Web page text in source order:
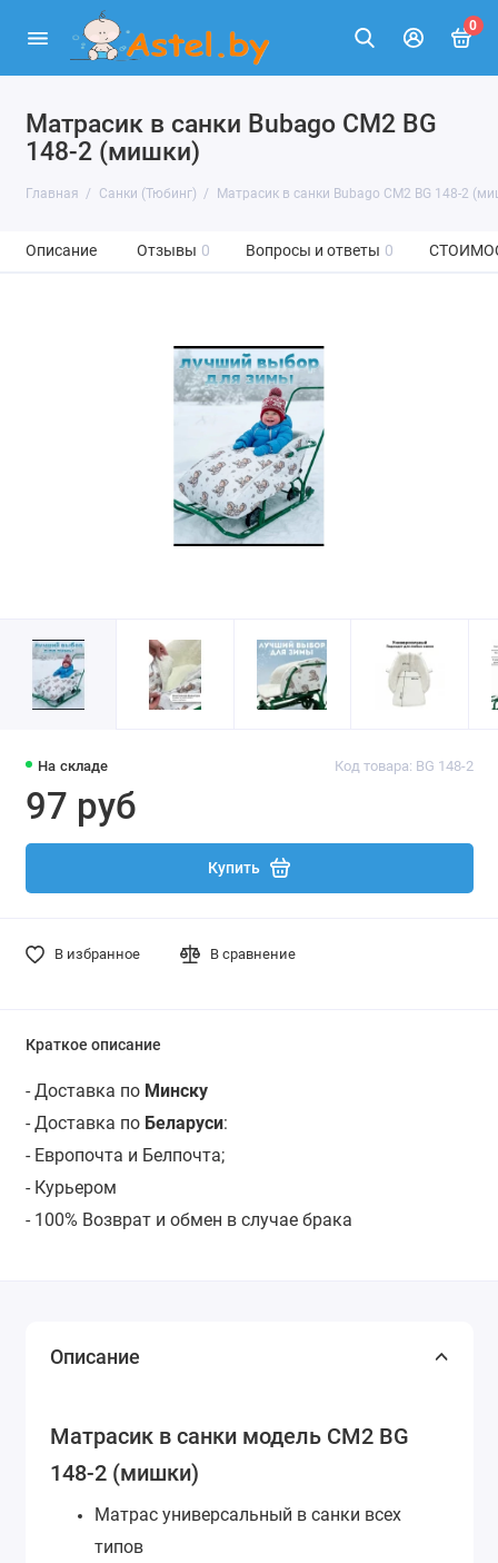
0
Матрасик в санки Bubago СМ2 BG
148-2 (мишки)
Главная Санки (Тюбинг) Матрасик в санки Bubago СМ2 BG 148-2
Описание Отзывы 0 Вопросы и ответы 0
На складе Код товара: BG 148-2
97 руб
Купить
В избранное В сравнение
Краткое описание
- Доставка по Минску
- Доставка по Беларуси:
- Европочта и Белпочта;
- Курьером
- 100% Возврат и обмен в случае брака
Описание
Матрасик в санки модель СМ2 BG
148-2 (мишки)
Матрас универсальный в санки всех
типов